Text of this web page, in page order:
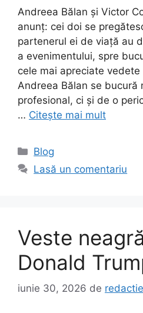
Andreea Bălan și Victor
anunț: cei doi se
partenerul ei de viață au
a evenimentului, spre
cele mai apreciate vedete
Andreea Bălan se bucură
profesional, ci și de o
… Citește mai mult
Categorii
Blog
Lasă un comentariu
Veste
Donald
iunie 30, 2026 de redactie